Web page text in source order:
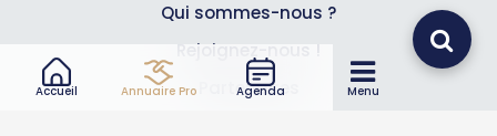
Accueil Annuaire Pro Agenda Menu
Qui sommes-nous ?
Rejoignez-nous !
Partenaires